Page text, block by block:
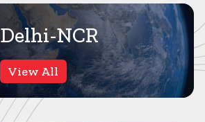
Delhi-NCR
View All